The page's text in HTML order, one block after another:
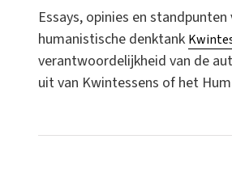
Essays, opinies en
humanistische denktank
verantwoordelijkheid van de
uit van Kwintessens of het